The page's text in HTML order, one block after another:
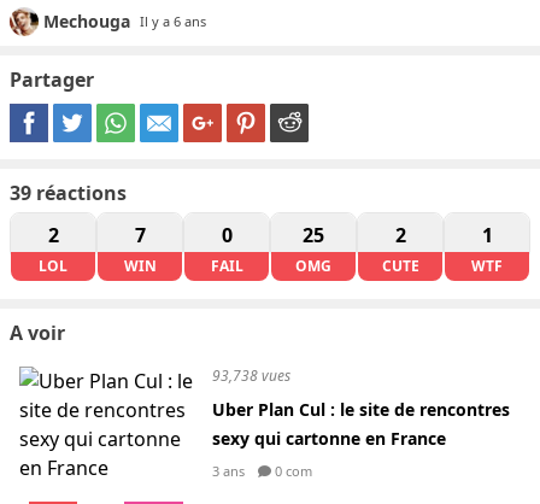
Mechouga Il y a 6 ans
Partager
39 réactions
2
LOL
7
WIN
0
FAIL
25
OMG
2
CUTE
1
WTF
A voir
93,738 vues
Uber Plan Cul : le site de rencontres
sexy qui cartonne en France
3 ans 0 com